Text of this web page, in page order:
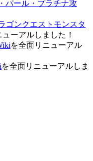
パール・プラチナ攻
ゴンクエストモンスタ
ーアルしました！
を全面リニューアル
を全面リニューアルしま